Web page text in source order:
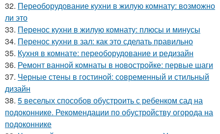
32. Переоборудование кухни в жилую комнату: возможно
ли это
33. Перенос кухни в жилую комнату: плюсы и минусы
34. Перенос кухни в зал: как это сделать правильно
35. Кухня в комнате: переоборудование и редизайн
36. Ремонт ванной комнаты в новостройке: первые шаги
37. Черные стены в гостиной: современный и стильный
дизайн
38. 5 веселых способов обустроить с ребенком сад на
подоконнике. Рекомендации по обустройству огорода на
подоконнике